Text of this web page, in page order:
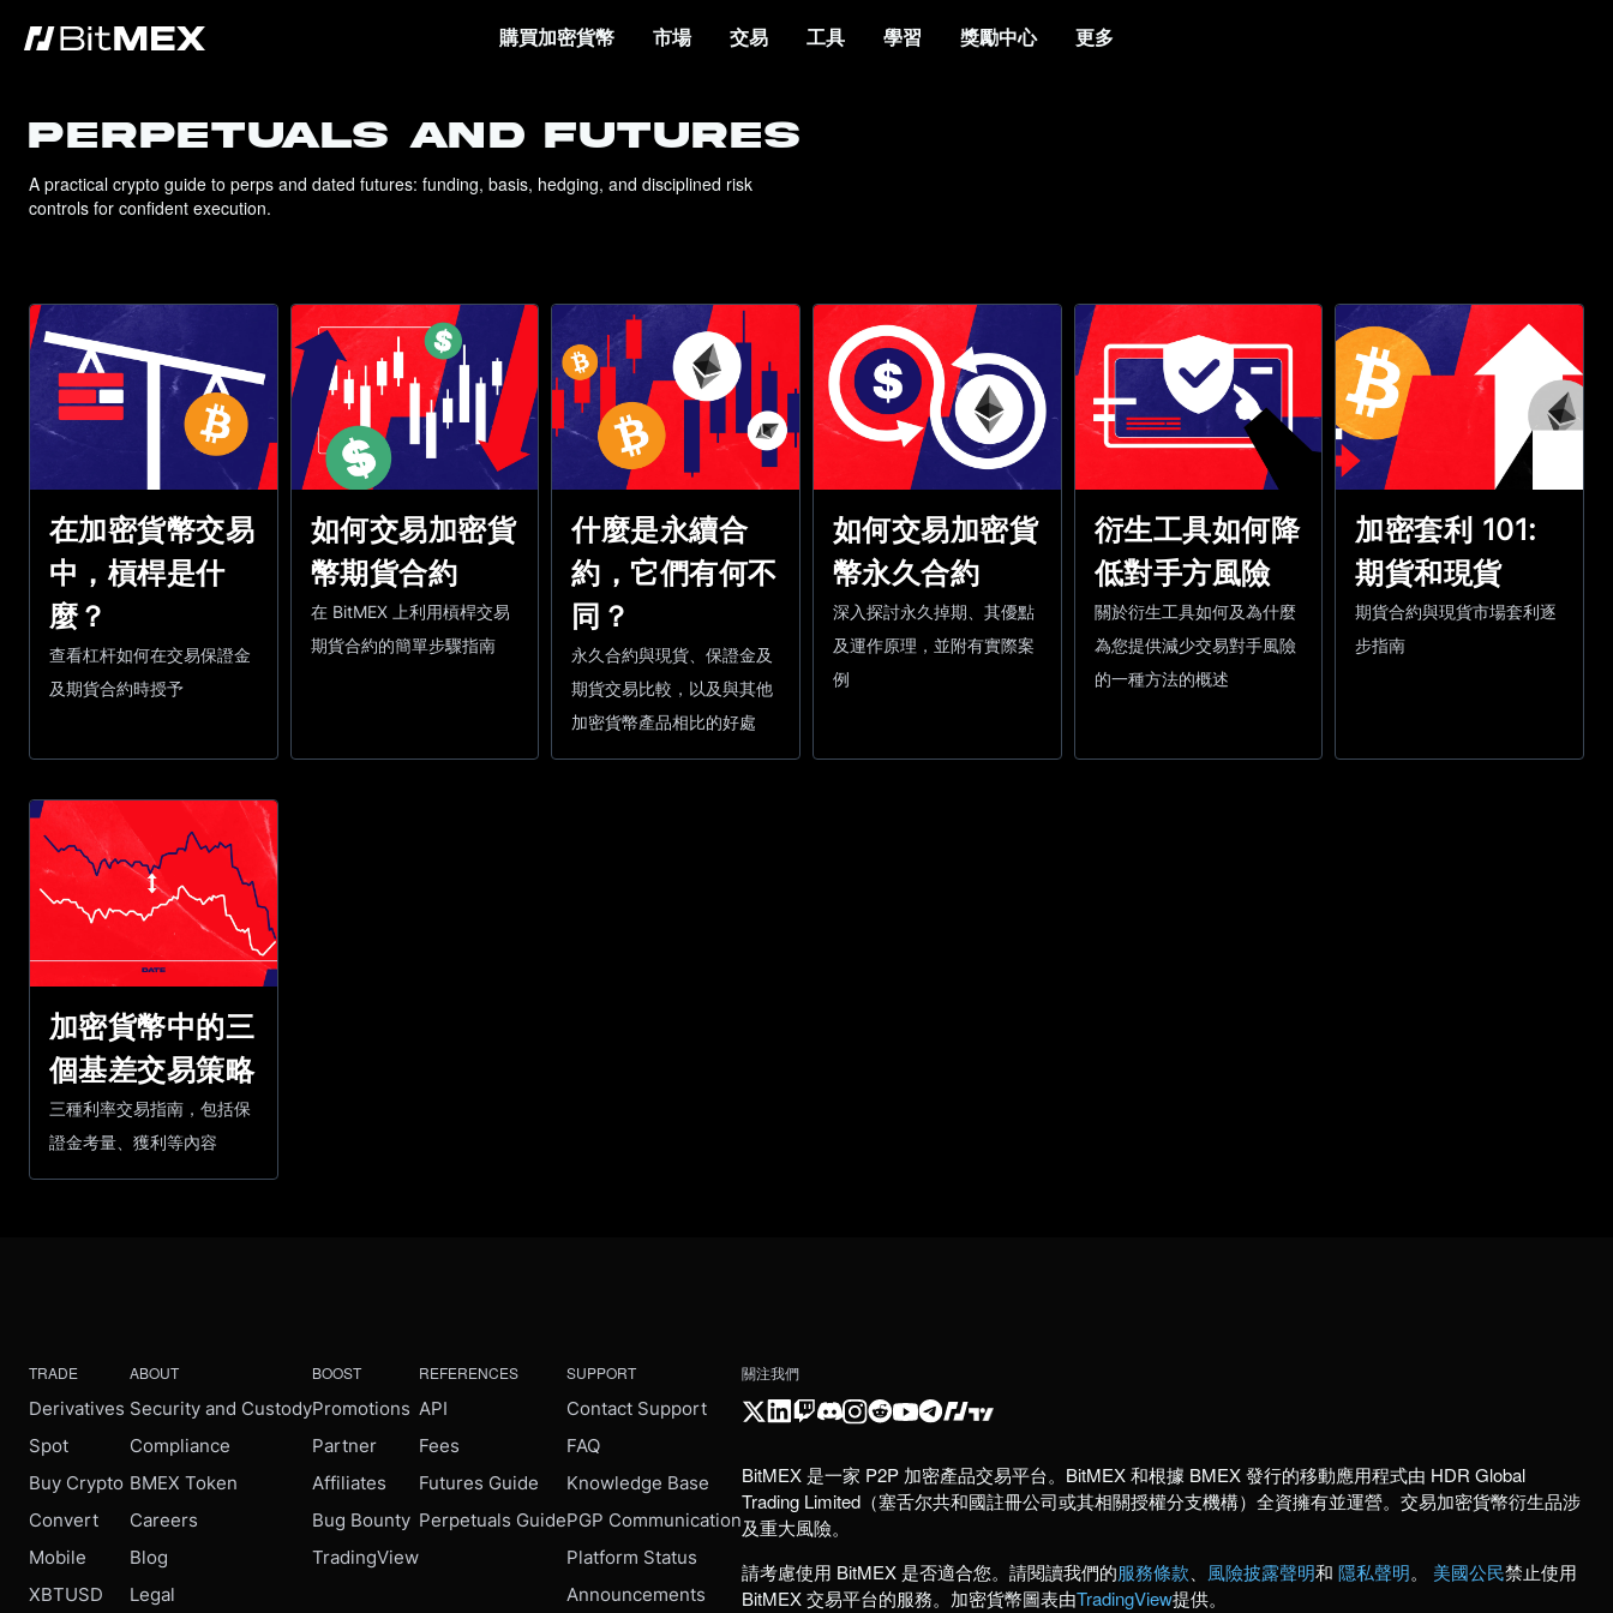
購買加密貨幣 市場 交易 工具 學習 獎勵中心 更多
PERPETUALS AND FUTURES
A practical crypto guide to perps and dated futures: funding, basis, hedging, and disciplined risk
controls for confident execution.
在加密貨幣交易
中，槓桿是什
麼？
查看杠杆如何在交易保證金
及期貨合約時授予
如何交易加密貨
幣期貨合約
在 BitMEX 上利用槓桿交易
期貨合約的簡單步驟指南
什麼是永續合
約，它們有何不
同？
永久合約與現貨、保證金及
期貨交易比較，以及與其他
加密貨幣產品相比的好處
如何交易加密貨
幣永久合約
深入探討永久掉期、其優點
及運作原理，並附有實際案
例
衍生工具如何降
低對手方風險
關於衍生工具如何及為什麼
為您提供減少交易對手風險
的一種方法的概述
加密套利 101:
期貨和現貨
期貨合約與現貨市場套利逐
步指南
加密貨幣中的三
個基差交易策略
三種利率交易指南，包括保
證金考量、獲利等內容
TRADE
Derivatives
Spot
Buy Crypto
Convert
Mobile
XBTUSD
ABOUT
Security and Custody
Compliance
BMEX Token
Careers
Blog
Legal
BOOST
Promotions
Partner
Affiliates
Bug Bounty
TradingView
REFERENCES
API
Fees
Futures Guide
Perpetuals Guide
SUPPORT
Contact Support
FAQ
Knowledge Base
PGP Communication
Platform Status
Announcements
關注我們
BitMEX 是一家 P2P 加密產品交易平台。BitMEX 和根據 BMEX 發行的移動應用程式由 HDR Global
Trading Limited（塞舌尔共和國註冊公司或其相關授權分支機構）全資擁有並運營。交易加密貨幣衍生品涉
及重大風險。
請考慮使用 BitMEX 是否適合您。請閱讀我們的服務條款 風險披露聲明和 隱私聲明。 美國公民禁止使用
BitMEX 交易平台的服務。加密貨幣圖表由TradingView提供。